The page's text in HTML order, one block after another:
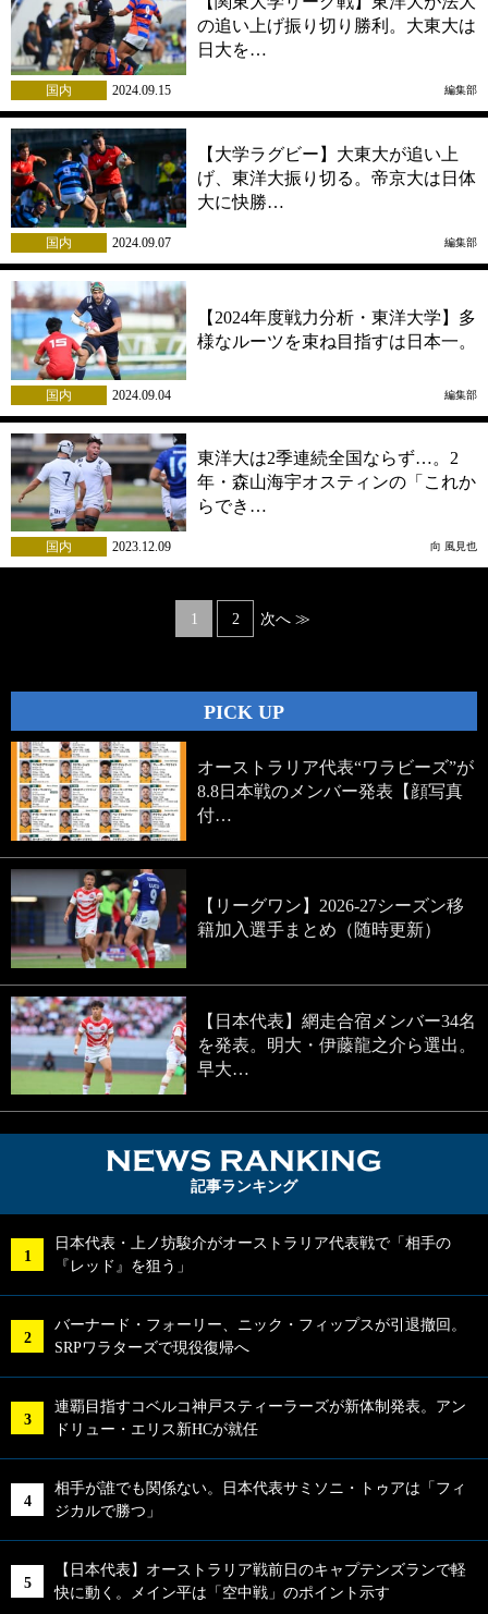
の追い上げ振り切り勝利。大東大は
日大を…
国内 2024.09.15 編集部
【大学ラグビー】大東大が追い上
げ、東洋大振り切る。帝京大は日体
大に快勝…
国内 2024.09.07 編集部
【2024年度戦力分析・東洋大学】多
様なルーツを束ね目指すは日本一。
国内 2024.09.04 編集部
東洋大は2季連続全国ならず…。2
年・森山海宇オスティンの「これか
らでき…
国内 2023.12.09 向 風見也
1 2 次へ ≫
PICK UP
オーストラリア代表“ワラビーズ”が
8.8日本戦のメンバー発表【顔写真
付…
【リーグワン】2026-27シーズン移
籍加入選手まとめ（随時更新）
【日本代表】網走合宿メンバー34名
を発表。明大・伊藤龍之介ら選出。
早大…
記事ランキング
日本代表・上ノ坊駿介がオーストラリア代表戦で「相手の
『レッド』を狙う」
バーナード・フォーリー、ニック・フィップスが引退撤回。
SRPワラターズで現役復帰へ
連覇目指すコベルコ神戸スティーラーズが新体制発表。アン
ドリュー・エリス新HCが就任
相手が誰でも関係ない。日本代表サミソニ・トゥアは「フィ
ジカルで勝つ」
【日本代表】オーストラリア戦前日のキャプテンズランで軽
快に動く。メイン平は「空中戦」のポイント示す